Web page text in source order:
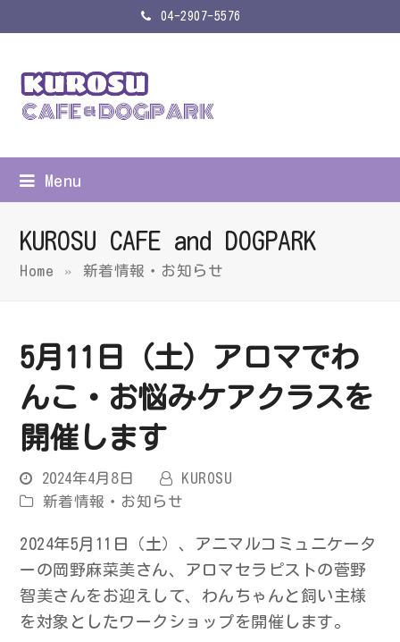
04-2907-5576
Menu
KUROSU CAFE and DOGPARK
Home » 新着情報・お知らせ
5月11日（土）アロマでわ
んこ・お悩みケアクラスを
開催します
2024年4月8日
KUROSU
新着情報・お知らせ
2024年5月11日（土）、アニマルコミュニケータ
ーの岡野麻菜美さん、アロマセラピストの菅野
智美さんをお迎えして、わんちゃんと飼い主様
を対象としたワークショップを開催します。